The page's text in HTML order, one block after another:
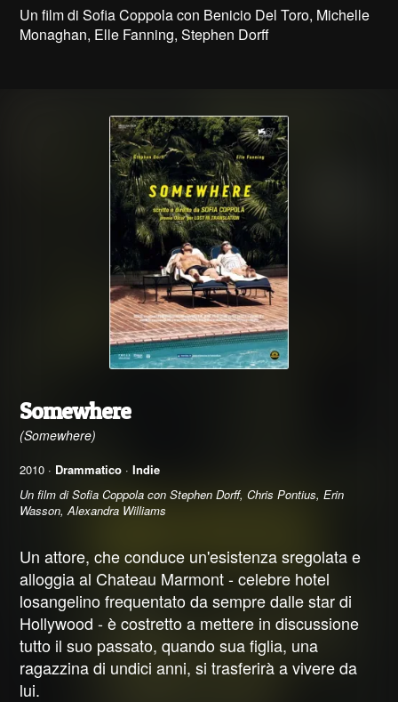
Un film di Sofia Coppola con Benicio Del Toro, Michelle
Monaghan, Elle Fanning, Stephen Dorff
Somewhere
(Somewhere)
2010 · Drammatico ·Indie
Un film di Sofia Coppola con Stephen Dorff, Chris Pontius, Erin
Wasson, Alexandra Williams
Un attore, che conduce un'esistenza sregolata e
alloggia al Chateau Marmont - celebre hotel
losangelino frequentato da sempre dalle star di
Hollywood - è costretto a mettere in discussione
tutto il suo passato, quando sua figlia, una
ragazzina di undici anni, si trasferirà a vivere da
lui.